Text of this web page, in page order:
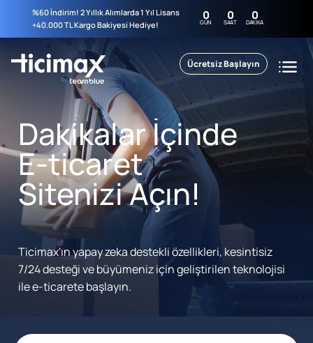
%60 İndirim! 2 Yıllık Alımlarda 1 Yıl Lisans
+40.000 TL Kargo Bakiyesi Hediye!
0
GÜN 0
SAAT 0
DAKIKA
Ücretsiz Başlayın
Dakikalar İçinde
E-ticaret
Sitenizi Açın!
Ticimax'ın yapay zeka destekli özellikleri, kesintisiz
7/24 desteği ve büyümeniz için geliştirilen teknolojisi
ile e-ticarete başlayın.